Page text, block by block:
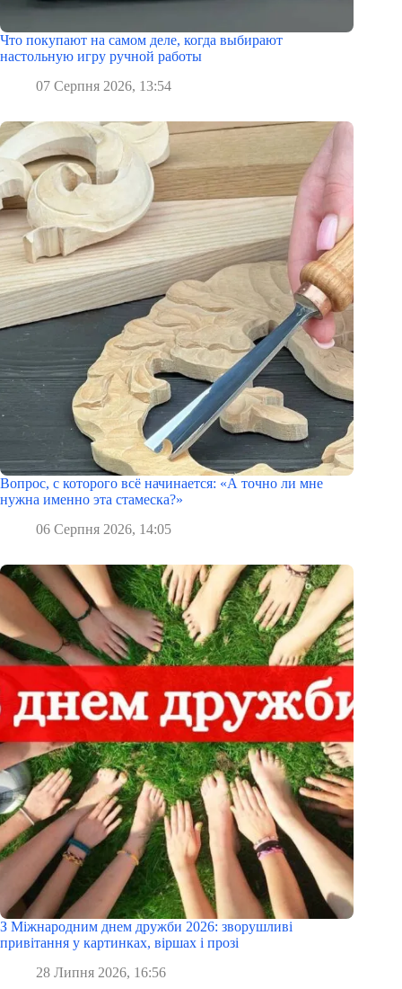
Что покупают на самом деле, когда выбирают
настольную игру ручной работы
07 Серпня 2026, 13:54
Вопрос, с которого всё начинается: «А точно ли мне
нужна именно эта стамеска?»
06 Серпня 2026, 14:05
З Міжнародним днем дружби 2026: зворушливі
привітання у картинках, віршах і прозі
28 Липня 2026, 16:56